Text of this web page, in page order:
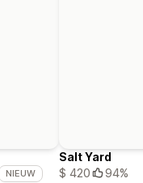
NIEUW
Salt Yard
$ 420
94%